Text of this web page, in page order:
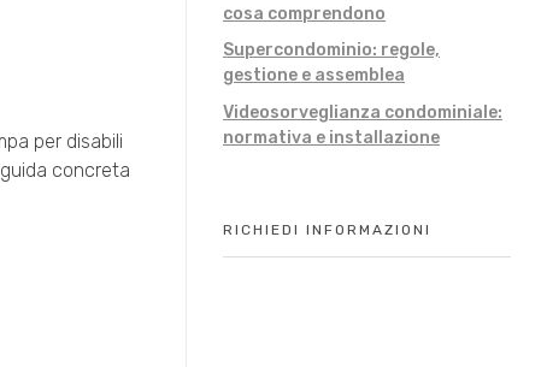
per disabili
concreta
cosa comprendono
Supercondominio: regole,
gestione e assemblea
Videosorveglianza condominiale:
normativa e installazione
RICHIEDI INFORMAZIONI